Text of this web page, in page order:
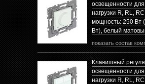
освещенности для
нагрузки R, RL,
мощность: 250 Вт
Вт), белый
показать состав
Клавишный
освещенности для
нагрузки R, RL,